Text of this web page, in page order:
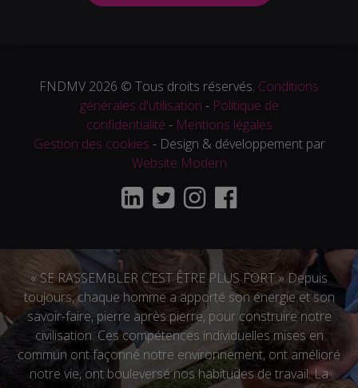
FNDMV 2026 © Tous droits réservés. Conditions
générales d'utilisation - Politique de
confidentialité - Mentions légales
Gestion des cookies - Design & développement par
Website Modern
« SE RASSEMBLER C’EST ÊTRE PLUS FORT » Depuis
toujours, chaque homme a apporté son énergie et son
savoir-faire, pierre après pierre, pour construire notre
civilisation. Ces compétences individuelles mises en
commun ont façonné notre environnement, ont amélioré
notre vie, ont bouleversé nos habitudes de travail. La